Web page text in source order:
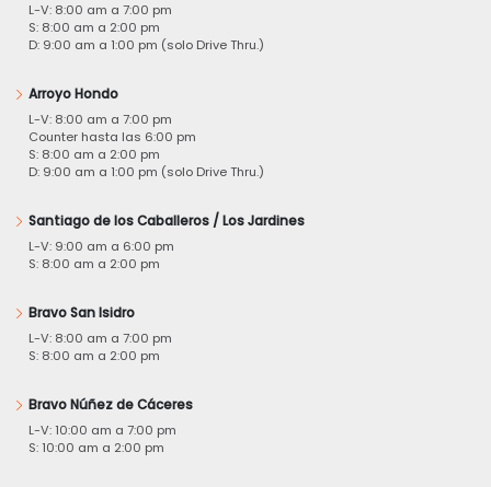
L-V: 8:00 am a 7:00 pm
S: 8:00 am a 2:00 pm
D: 9:00 am a 1:00 pm (solo Drive Thru.)
Arroyo Hondo
L-V: 8:00 am a 7:00 pm
Counter hasta las 6:00 pm
S: 8:00 am a 2:00 pm
D: 9:00 am a 1:00 pm (solo Drive Thru.)
Santiago de los Caballeros / Los Jardines
L-V: 9:00 am a 6:00 pm
S: 8:00 am a 2:00 pm
Bravo San Isidro
L-V: 8:00 am a 7:00 pm
S: 8:00 am a 2:00 pm
Bravo Núñez de Cáceres
L-V: 10:00 am a 7:00 pm
S: 10:00 am a 2:00 pm